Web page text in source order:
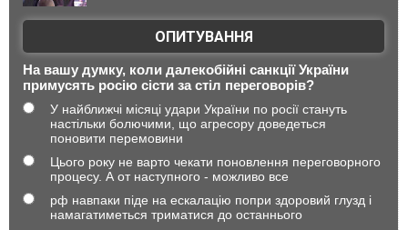
ОПИТУВАННЯ
На вашу думку, коли далекобійні санкції України
примусять росію сісти за стіл переговорів?
У найближчі місяці удари України по росії стануть
настільки болючими, що агресору доведеться
поновити перемовини
Цього року не варто чекати поновлення переговорного
процесу. А от наступного - можливо все
рф навпаки піде на ескалацію попри здоровий глузд і
намагатиметься триматися до останнього